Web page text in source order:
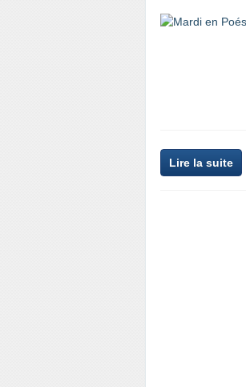
Lire la suite